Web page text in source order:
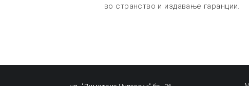
во странство и издавање гаранции.